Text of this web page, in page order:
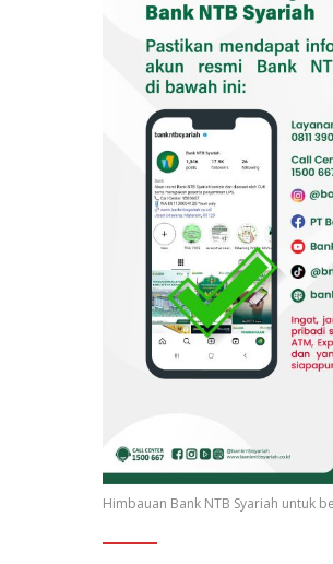
Himbauan Bank NTB Syariah untuk